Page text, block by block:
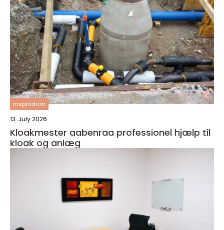
inspiration
13. July 2026
Kloakmester aabenraa professionel hjælp til
kloak og anlæg